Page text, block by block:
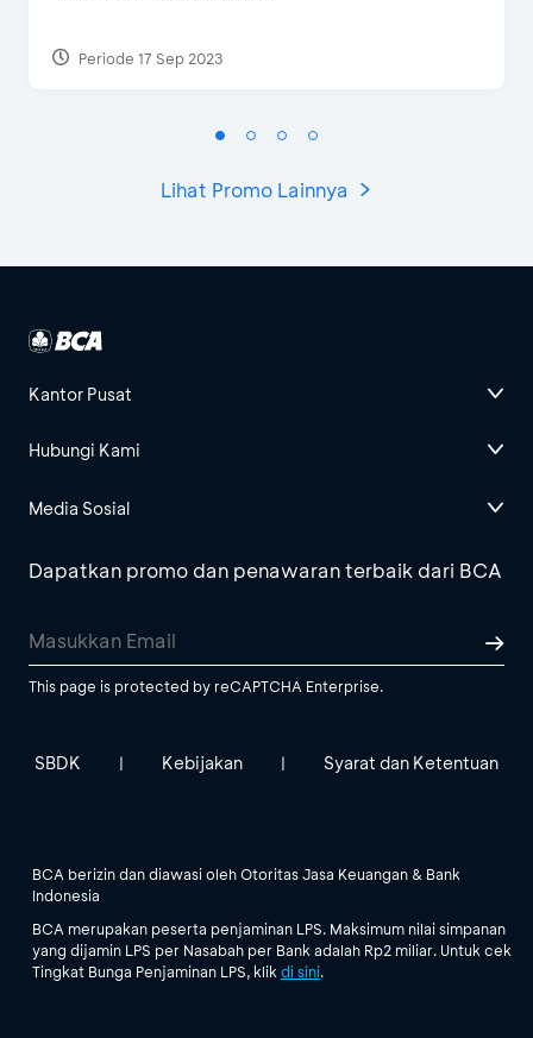
Periode 17 Sep 2023
Lihat Promo Lainnya
Kantor Pusat
Hubungi Kami
Media Sosial
Dapatkan promo dan penawaran terbaik dari BCA
This page is protected by reCAPTCHA Enterprise.
SBDK | Kebijakan | Syarat dan Ketentuan
BCA berizin dan diawasi oleh Otoritas Jasa Keuangan & Bank
Indonesia
BCA merupakan peserta penjaminan LPS. Maksimum nilai simpanan
yang dijamin LPS per Nasabah per Bank adalah Rp2 miliar. Untuk cek
Tingkat Bunga Penjaminan LPS, klik di sini.